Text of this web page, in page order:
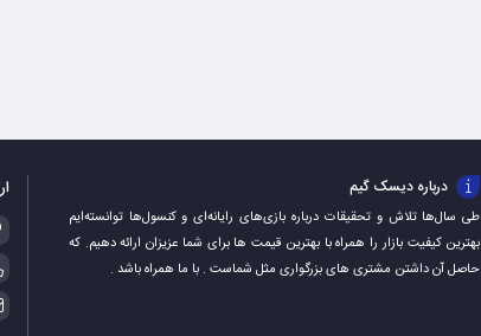
درباره دیسک گیم
طی سال‌ها تلاش و تحقیقات درباره بازی‌های رایانه‌ای و کنسول‌ها توانسته‌ایم
بهترین کیفیت بازار را همراه با بهترین قیمت ها برای شما عزیزان ارائه دهیم. که
حاصل آن داشتن مشتری های بزرگواری مثل شماست . با ما همراه باشد .